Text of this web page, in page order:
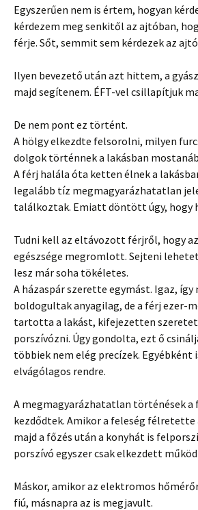
Egyszerűen nem is értem, hogyan
kérdezem meg senkitől az ajtóban,
férje. Sőt, semmit sem kérdezek az
Ilyen bevezető után azt hittem, a
majd segítenem. ÉFT-vel csillapítjuk
De nem pont ez történt.
A hölgy elkezdte felsorolni, milyen
dolgok történnek a lakásban
A férj halála óta ketten élnek a
legalább tíz megmagyarázhatatlan
találkoztak. Emiatt döntött úgy, hogy
Tudni kell az eltávozott férjről, hogy
egészsége megromlott. Sejteni
lesz már soha tökéletes.
A házaspár szerette egymást. Igaz, így
boldogultak anyagilag, de a férj ezer-
tartotta a lakást, kifejezetten
porszívózni. Úgy gondolta, ezt ő
többiek nem elég precízek. Egyébként
elvágólagos rendre.
A megmagyarázhatatlan történések a
kezdődtek. Amikor a feleség félretette
majd a főzés után a konyhát is
porszívó egyszer csak elkezdett
Máskor, amikor az elektromos
fiú, másnapra az is megjavult.